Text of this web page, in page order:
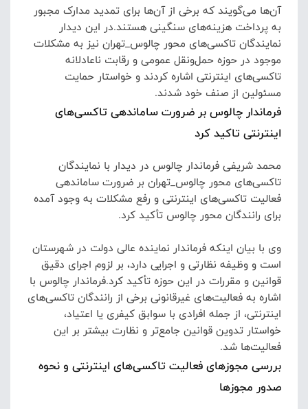
آن‌ها می‌گویند که برخی از آن‌ها برای تمدید مدارک مجبور
به پرداخت هزینه‌های سنگینی هستند.در این دیدار
نمایندگان تاکسی‌های محور چالوس_تهران نیز به مشکلات
موجود در حوزه حمل‌ونقل عمومی و رقابت ناعادلانه
تاکسی‌های اینترنتی اشاره کردند و خواستار حمایت
مسئولین از صنف خود شدند.
فرماندار چالوس بر ضرورت ساماندهی تاکسی‌های
اینترنتی تاکید کرد
محمد شریفی فرماندار چالوس در دیدار با نمایندگان
تاکسی‌های محور چالوس_تهران بر ضرورت ساماندهی
فعالیت تاکسی‌های اینترنتی و رفع مشکلات به وجود آمده
برای رانندگان محور چالوس تأکید کرد.
وی با بیان اینکه فرماندار نماینده عالی دولت در شهرستان
است و وظیفه نظارتی و اجرایی دارد، بر لزوم اجرای دقیق
قوانین و مقررات در این حوزه تأکید کرد.فرماندار چالوس با
اشاره به فعالیت‌های غیرقانونی برخی از رانندگان تاکسی‌های
اینترنتی، از جمله افرادی با سوابق کیفری یا اعتیاد،
خواستار تدوین قوانین جامع‌تر و نظارت بیشتر بر این
فعالیت‌ها شد.
بررسی مجوزهای فعالیت تاکسی‌های اینترنتی و نحوه
صدور مجوزها